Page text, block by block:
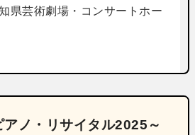
県芸術劇場・コンサートホー
ノ・リサイタル2025～